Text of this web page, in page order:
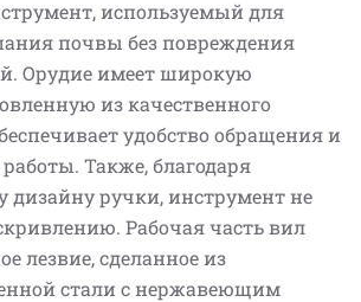
используемый для
почвы без повреждения
Орудие имеет широкую
из качественного
удобство обращения и
Также, благодаря
дизайну ручки, инструмент не
Рабочая часть вил
лезвие, сделанное из
стали с нержавеющим